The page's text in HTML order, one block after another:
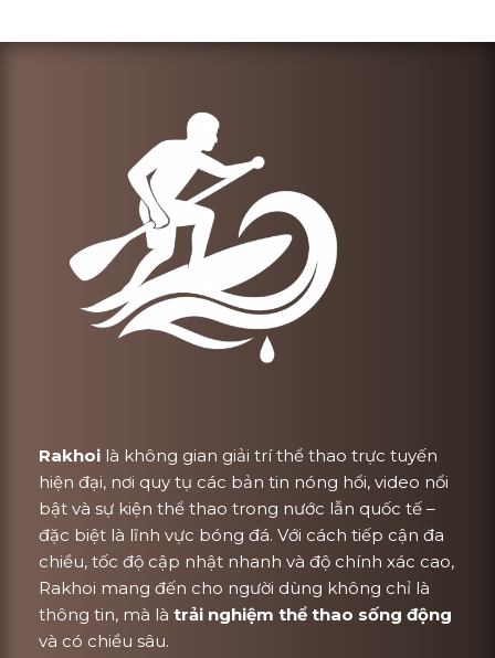
Rakhoi là không gian giải trí thể thao trực tuyến
hiện đại, nơi quy tụ các bản tin nóng hổi, video nổi
bật và sự kiện thể thao trong nước lẫn quốc tế –
đặc biệt là lĩnh vực bóng đá. Với cách tiếp cận đa
chiều, tốc độ cập nhật nhanh và độ chính xác cao,
Rakhoi mang đến cho người dùng không chỉ là
thông tin, mà là trải nghiệm thể thao sống động
và có chiều sâu.